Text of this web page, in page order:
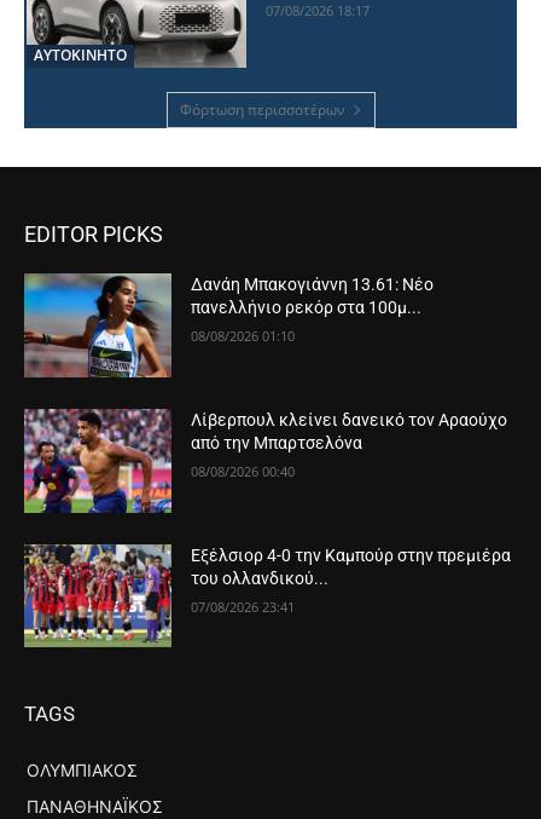
ΑΥΤΟΚΙΝΗΤΟ
07/08/2026 18:17
Φόρτωση περισσοτέρων
EDITOR PICKS
Δανάη Μπακογιάννη 13.61: Νέο
πανελλήνιο ρεκόρ στα 100μ...
08/08/2026 01:10
Λίβερπουλ κλείνει δανεικό τον Αραούχο
από την Μπαρτσελόνα
08/08/2026 00:40
Εξέλσιορ 4-0 την Καμπούρ στην πρεμιέρα
του ολλανδικού...
07/08/2026 23:41
TAGS
ΟΛΥΜΠΙΑΚΌΣ
ΠΑΝΑΘΗΝΑΪΚΌΣ